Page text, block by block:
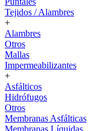
Tejidos / Alambres
+
Alambres
Otros
Mallas
Impermeabilizantes
+
Asfálticos
Hidrófugos
Otros
Membranas Asfálticas
Membranas Líquidas